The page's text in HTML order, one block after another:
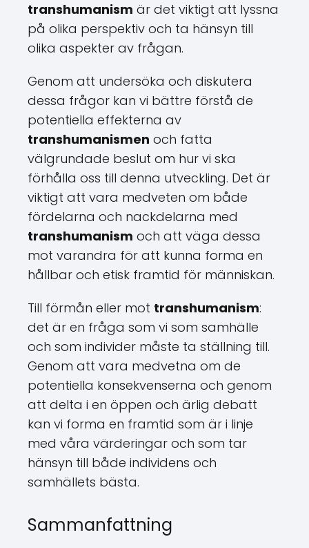
transhumanism är det viktigt att lyssna
på olika perspektiv och ta hänsyn till
olika aspekter av frågan.
Genom att undersöka och diskutera
dessa frågor kan vi bättre förstå de
potentiella effekterna av
transhumanismen och fatta
välgrundade beslut om hur vi ska
förhålla oss till denna utveckling. Det är
viktigt att vara medveten om både
fördelarna och nackdelarna med
transhumanism och att väga dessa
mot varandra för att kunna forma en
hållbar och etisk framtid för människan.
Till förmån eller mot transhumanism:
det är en fråga som vi som samhälle
och som individer måste ta ställning till.
Genom att vara medvetna om de
potentiella konsekvenserna och genom
att delta i en öppen och ärlig debatt
kan vi forma en framtid som är i linje
med våra värderingar och som tar
hänsyn till både individens och
samhällets bästa.
Sammanfattning